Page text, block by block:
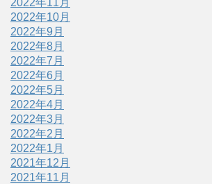
2022年11月
2022年10月
2022年9月
2022年8月
2022年7月
2022年6月
2022年5月
2022年4月
2022年3月
2022年2月
2022年1月
2021年12月
2021年11月